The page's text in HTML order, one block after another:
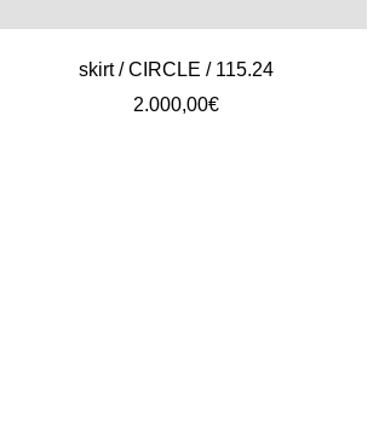
skirt / CIRCLE / 115.24
2.000,00€